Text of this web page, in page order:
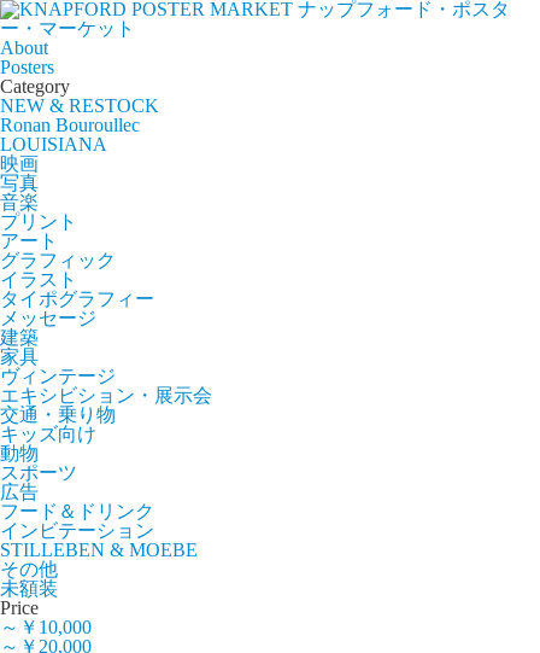
ナップフォード・ポスタ
ー・マーケット
About
Posters
Category
NEW & RESTOCK
Ronan Bouroullec
LOUISIANA
映画
写真
音楽
プリント
アート
グラフィック
イラスト
タイポグラフィー
メッセージ
建築
家具
ヴィンテージ
エキシビション・展示会
交通・乗り物
キッズ向け
動物
スポーツ
広告
フード＆ドリンク
インビテーション
STILLEBEN & MOEBE
その他
未額装
Price
～￥10,000
～￥20,000